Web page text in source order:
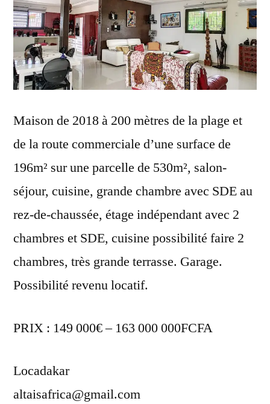
Maison de 2018 à 200 mètres de la plage et
de la route commerciale d’une surface de
196m² sur une parcelle de 530m², salon-
séjour, cuisine, grande chambre avec SDE au
rez-de-chaussée, étage indépendant avec 2
chambres et SDE, cuisine possibilité faire 2
chambres, très grande terrasse. Garage.
Possibilité revenu locatif.
PRIX : 149 000€ – 163 000 000FCFA
Locadakar
altaisafrica@gmail.com